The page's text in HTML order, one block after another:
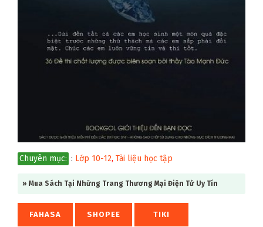
Chuyên mục: : Lớp 10-12, Tài liệu học tập
» Mua Sách Tại Những Trang Thương Mại Điện Tử Uy Tín
FAHASA SHOPEE TIKI